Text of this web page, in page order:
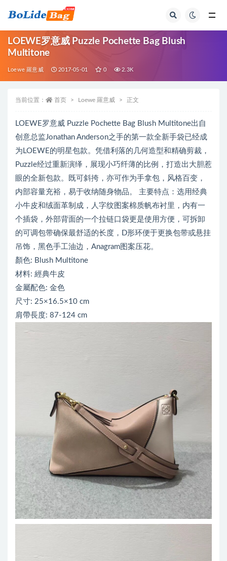
LOEWE罗意威 Puzzle Pochette Bag Blush
Multitone
Loewe 羅意威 2017-05-01 0 2.3K
当前位置： 首页 Loewe 羅意威 正文
LOEWE罗意威 Puzzle Pochette Bag Blush Multitone出自
创意总监Jonathan Anderson之手的第一款全新手袋已经成
为LOEWE的明星包款。凭借利落的几何造型和精确剪裁，
Puzzle经过重新演绎，展现小巧纤薄的比例，打造出大胆惹
眼的全新包款。既可斜挎，亦可作为手拿包，风格百变，
内部容量充裕，易于收纳随身物品。 主要特点：选用经典
小牛皮和绒面革制成，人字纹图案棉质帆布衬里，内有一
个插袋，外部背面的一个拉链口袋更是使用方便，可拆卸
的可调包带确保最舒适的长度，D形环便于更换包带或悬挂
吊饰，黑色手工油边，Anagram图案压花。
顏色: Blush Multitone
材料: 經典牛皮
金屬配色: 金色
尺寸: 25×16.5×10 cm
肩帶長度: 87-124 cm